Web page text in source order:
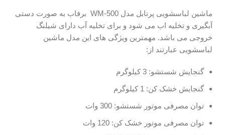
ماشین لباسشویی پرتابل مدل WM-500 برفاب به صورت دستی
آبگیری و تخلیه اب می شود و برای تخلیه آب دارای شیلنگ
خروجی می باشد. مهمترین ویژگی های این مدل ماشین
لباسشویی عبارتند از:
گنجایش شستشو: 3 کیلوگرم
گنجایش خشک کن: 1 کیلوگرم
توان مصرفی موتور شستشو: 300 وات
توان مصرفی موتور خشک کن: 120 وات